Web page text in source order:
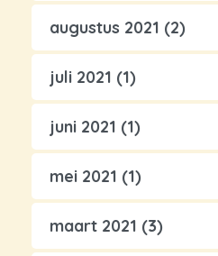
augustus 2021 (2)
juli 2021 (1)
juni 2021 (1)
mei 2021 (1)
maart 2021 (3)